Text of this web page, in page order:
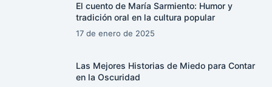
El cuento de María Sarmiento: Humor y
tradición oral en la cultura popular
17 de enero de 2025
Las Mejores Historias de Miedo para Contar
en la Oscuridad